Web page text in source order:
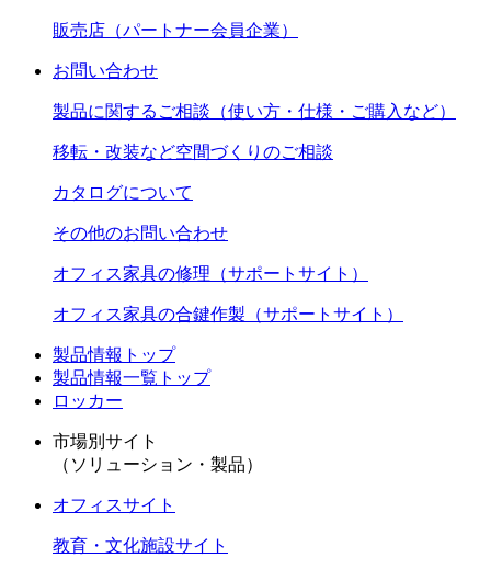
販売店（パートナー会員企業）
お問い合わせ
製品に関するご相談（使い方・仕様・ご購入など）
移転・改装など空間づくりのご相談
カタログについて
その他のお問い合わせ
オフィス家具の修理（サポートサイト）
オフィス家具の合鍵作製（サポートサイト）
製品情報トップ
製品情報一覧トップ
ロッカー
市場別サイト
（ソリューション・製品）
オフィスサイト
教育・文化施設サイト